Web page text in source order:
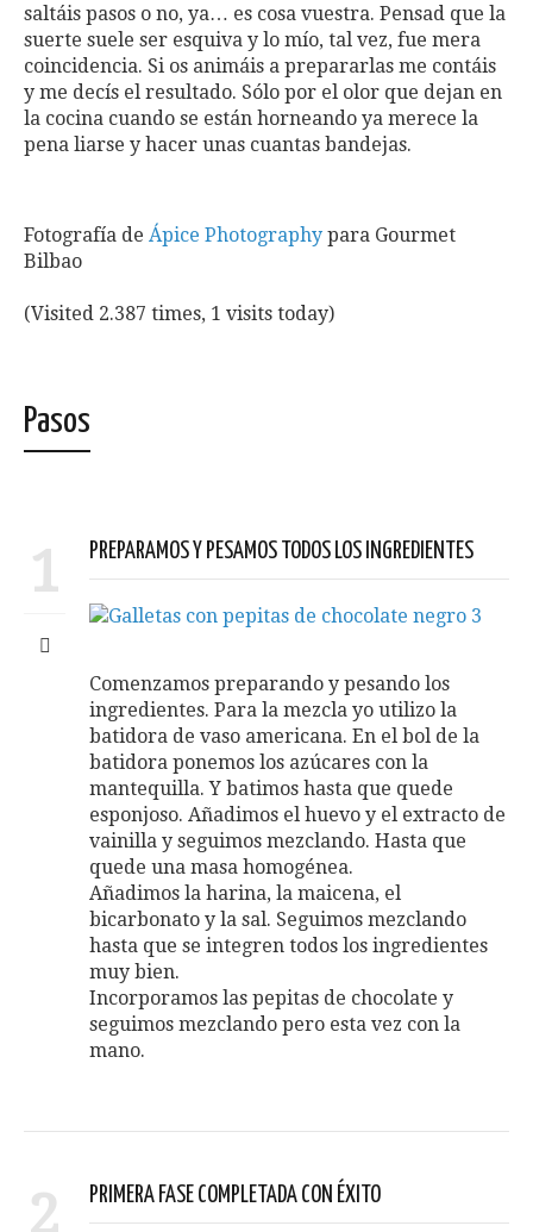
saltáis pasos o no, ya… es cosa vuestra. Pensad que la
suerte suele ser esquiva y lo mío, tal vez, fue mera
coincidencia. Si os animáis a prepararlas me contáis
y me decís el resultado. Sólo por el olor que dejan en
la cocina cuando se están horneando ya merece la
pena liarse y hacer unas cuantas bandejas.
Fotografía de Ápice Photography para Gourmet
Bilbao
(Visited 2.387 times, 1 visits today)
Pasos
1 PREPARAMOS Y PESAMOS TODOS LOS INGREDIENTES
Comenzamos preparando y pesando los
ingredientes. Para la mezcla yo utilizo la
batidora de vaso americana. En el bol de la
batidora ponemos los azúcares con la
mantequilla. Y batimos hasta que quede
esponjoso. Añadimos el huevo y el extracto de
vainilla y seguimos mezclando. Hasta que
quede una masa homogénea.
Añadimos la harina, la maicena, el
bicarbonato y la sal. Seguimos mezclando
hasta que se integren todos los ingredientes
muy bien.
Incorporamos las pepitas de chocolate y
seguimos mezclando pero esta vez con la
mano.
2 PRIMERA FASE COMPLETADA CON ÉXITO